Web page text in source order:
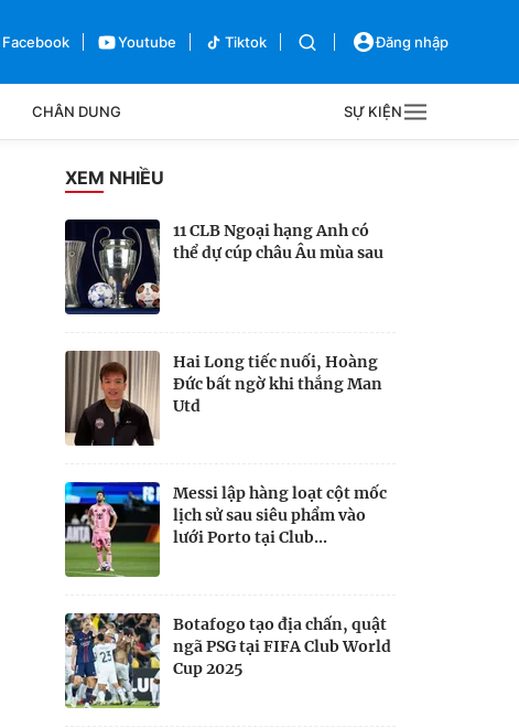
Facebook Youtube Tiktok Đăng nhập
CHÂN DUNG SỰ KIỆN
Bên lề
XEM NHIỀU
11 CLB Ngoại hạng Anh có
thể dự cúp châu Âu mùa sau
Hai Long tiếc nuối, Hoàng
Đức bất ngờ khi thắng Man
Utd
Messi lập hàng loạt cột mốc
lịch sử sau siêu phẩm vào
lưới Porto tại Club...
Botafogo tạo địa chấn, quật
ngã PSG tại FIFA Club World
Cup 2025